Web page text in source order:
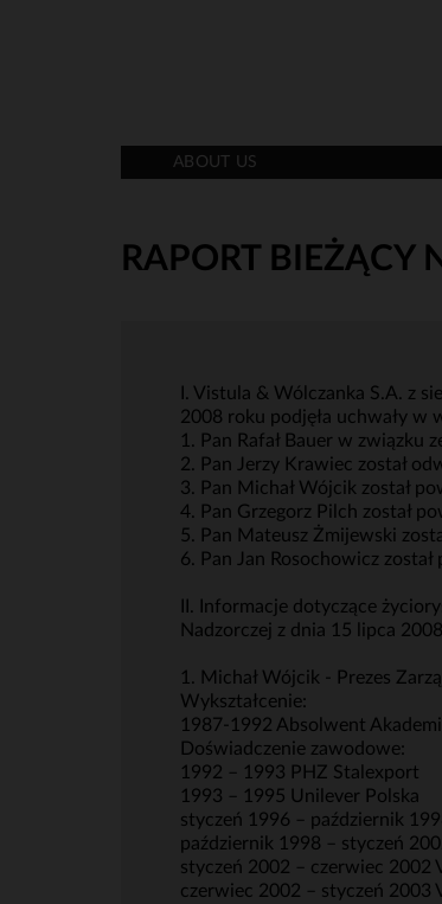
ABOUT US
RAPORT BIEŻĄCY
I. Vistula & Wólczanka S.A. z
2008 roku podjęła uchwały w
1. Pan Rafał Bauer w związku
2. Pan Jerzy Krawiec został
3. Pan Michał Wójcik został
4. Pan Grzegorz Pilch został
5. Pan Mateusz Żmijewski
6. Pan Jan Rosochowicz
II. Informacje dotyczące
Nadzorczej z dnia 15 lipca
1. Michał Wójcik - Prezes
Wykształcenie:
1987-1992 Absolwent
Doświadczenie zawodowe:
1992 – 1993 PHZ Stalexport
1993 – 1995 Unilever Polska
styczeń 1996 – październik
październik 1998 – styczeń
styczeń 2002 – czerwiec 2002
czerwiec 2002 – styczeń 2003